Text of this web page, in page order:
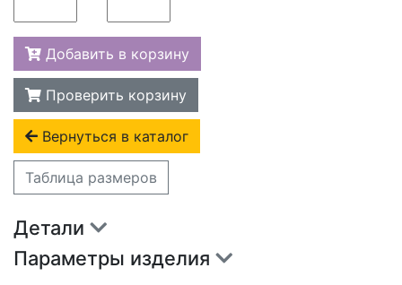
Добавить в корзину
Проверить корзину
Вернуться в каталог
Таблица размеров
Детали
Параметры изделия